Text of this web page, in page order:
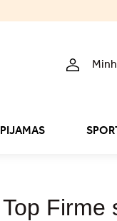
PIJAMAS
Top Firme